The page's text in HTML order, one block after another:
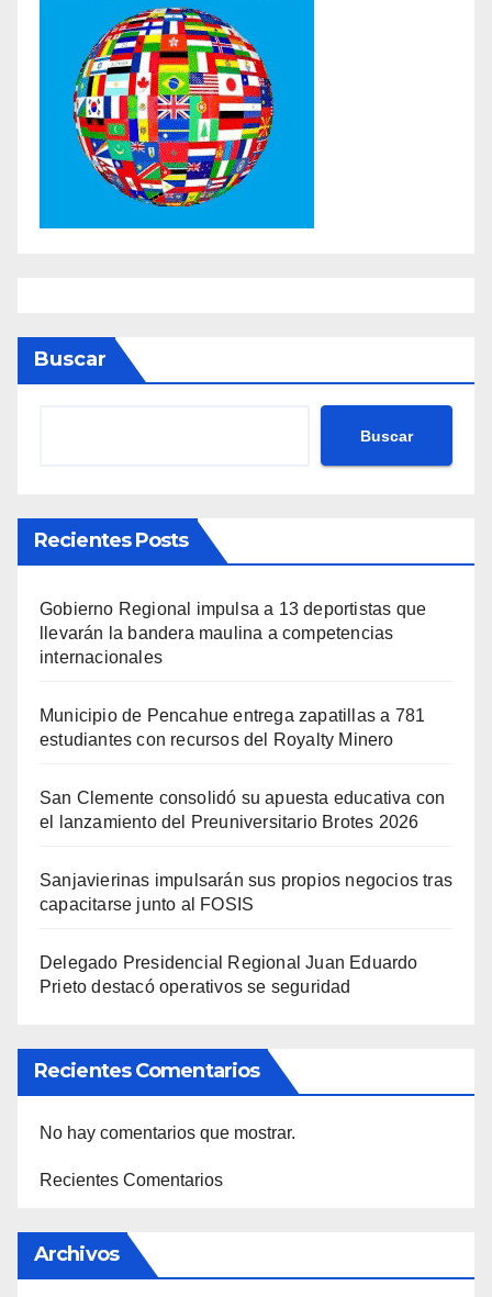
Buscar
Buscar
Recientes Posts
Gobierno Regional impulsa a 13 deportistas que
llevarán la bandera maulina a competencias
internacionales
Municipio de Pencahue entrega zapatillas a 781
estudiantes con recursos del Royalty Minero
San Clemente consolidó su apuesta educativa con
el lanzamiento del Preuniversitario Brotes 2026
Sanjavierinas impulsarán sus propios negocios tras
capacitarse junto al FOSIS
Delegado Presidencial Regional Juan Eduardo
Prieto destacó operativos se seguridad
Recientes Comentarios
No hay comentarios que mostrar.
Recientes Comentarios
Archivos